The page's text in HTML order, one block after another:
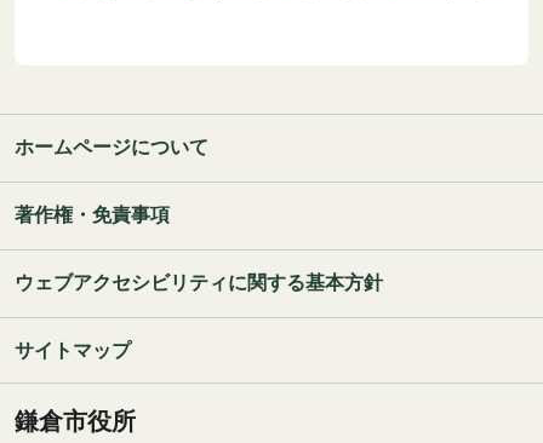
ホームページについて
著作権・免責事項
ウェブアクセシビリティに関する基本方針
サイトマップ
鎌倉市役所